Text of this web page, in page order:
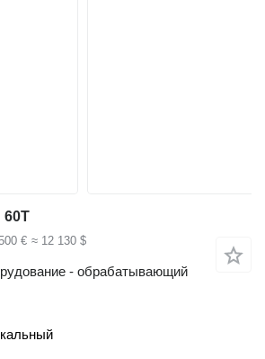
60T
€ ≈ 12 130 $
- обрабатывающий